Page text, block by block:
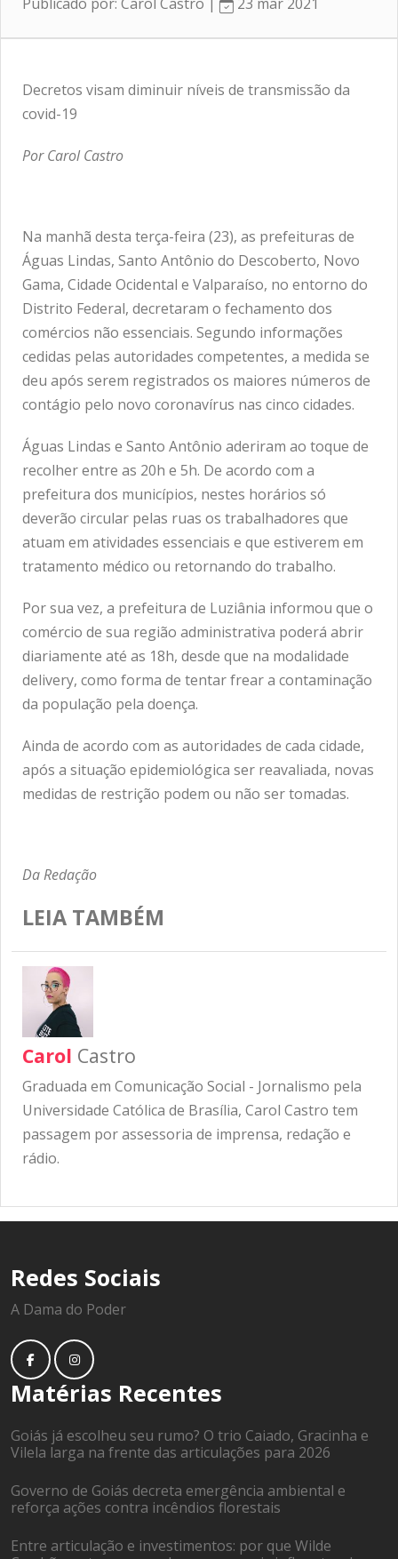
Decretos visam diminuir níveis de transmissão da
covid-19
Por Carol Castro
Na manhã desta terça-feira (23), as prefeituras de
Águas Lindas, Santo Antônio do Descoberto, Novo
Gama, Cidade Ocidental e Valparaíso, no entorno do
Distrito Federal, decretaram o fechamento dos
comércios não essenciais. Segundo informações
cedidas pelas autoridades competentes, a medida se
deu após serem registrados os maiores números de
contágio pelo novo coronavírus nas cinco cidades.
Águas Lindas e Santo Antônio aderiram ao toque de
recolher entre as 20h e 5h. De acordo com a
prefeitura dos municípios, nestes horários só
deverão circular pelas ruas os trabalhadores que
atuam em atividades essenciais e que estiverem em
tratamento médico ou retornando do trabalho.
Por sua vez, a prefeitura de Luziânia informou que o
comércio de sua região administrativa poderá abrir
diariamente até as 18h, desde que na modalidade
delivery, como forma de tentar frear a contaminação
da população pela doença.
Ainda de acordo com as autoridades de cada cidade,
após a situação epidemiológica ser reavaliada, novas
medidas de restrição podem ou não ser tomadas.
Da Redação
LEIA TAMBÉM
Carol Castro
Graduada em Comunicação Social - Jornalismo pela
Universidade Católica de Brasília, Carol Castro tem
passagem por assessoria de imprensa, redação e
rádio.
Redes Sociais
A Dama do Poder
Matérias Recentes
Goiás já escolheu seu rumo? O trio Caiado, Gracinha e
Vilela larga na frente das articulações para 2026
Governo de Goiás decreta emergência ambiental e
reforça ações contra incêndios florestais
Entre articulação e investimentos: por que Wilde